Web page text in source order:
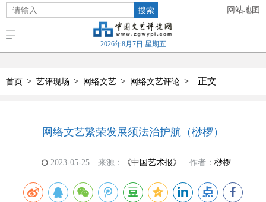
搜索 网站地图
2026年8月7日 星期五
首页 > 艺评现场 > 网络文艺 > 网络文艺评论 > 正文
网络文艺繁荣发展须法治护航（桫椤）
2023-05-25 来源： 《中国艺术报》 作者： 桫椤